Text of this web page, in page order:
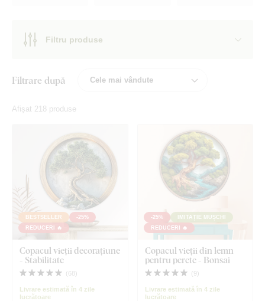
Filtru produse
Filtrare după
Afișat 218 produse
BESTSELLER
-25%
REDUCERI 🔥
Copacul vieții decorațiune
- Stabilitate
( 68 )
Livrare estimată în 4 zile
lucrătoare
-25%
IMITAȚIE MUȘCHI
REDUCERI 🔥
Copacul vieții din lemn
pentru perete - Bonsai
( 9)
Livrare estimată în 4 zile
lucrătoare